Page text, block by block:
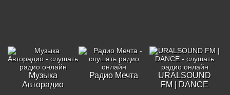
Музыка
Авторадио
Радио Мечта
URALSOUND
FM | DANCE